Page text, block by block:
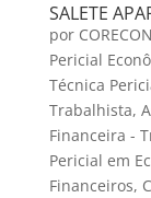
SALETE
por
Pericial
Técnica
Trabalhista,
Financeira -
Pericial em
Financeiros,